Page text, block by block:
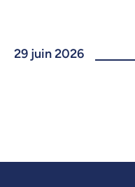
29 juin 2026